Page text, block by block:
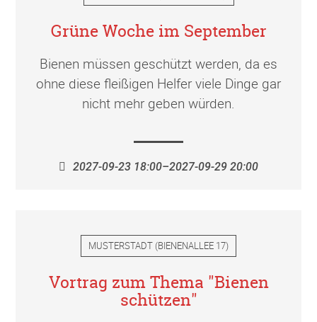
Grüne Woche im September
Bienen müssen geschützt werden, da es
ohne diese fleißigen Helfer viele Dinge gar
nicht mehr geben würden.
2027-09-23 18:00–2027-09-29 20:00
MUSTERSTADT (BIENENALLEE 17)
Vortrag zum Thema "Bienen
schützen"